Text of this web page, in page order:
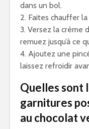
dans un bol.
2. Faites chauffer
3. Versez la crème
remuez jusqu’à ce
4. Ajoutez une
laissez refroidir
Quelles sont
garnitures
au chocolat